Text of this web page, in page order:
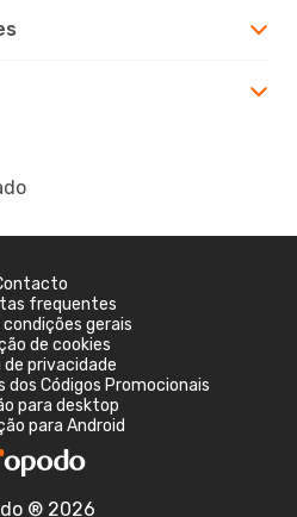
frequentes
condições gerais
de cookies
de privacidade
dos Códigos Promocionais
para desktop
para Android
® 2026